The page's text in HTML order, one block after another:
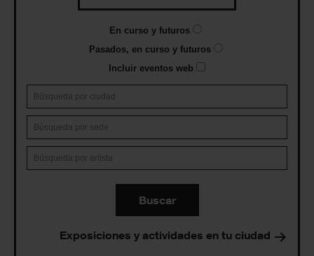
En curso y futuros
Pasados, en curso y futuros
Incluir eventos web
Buscar
Exposiciones y actividades en tu ciudad